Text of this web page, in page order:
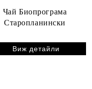
Чай Биопрограма
Старопланински
Виж детайли